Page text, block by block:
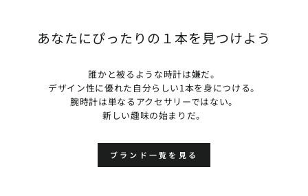
あなたにぴったりの１本を見つけよう
誰かと被るような時計は嫌だ。
デザイン性に優れた自分らしい1本を身につける。
腕時計は単なるアクセサリーではない。
新しい趣味の始まりだ。
ブランド一覧を見る